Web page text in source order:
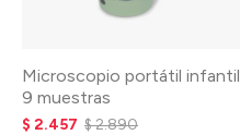
Microscopio portátil infantil
9 muestras
$ 2.457 $2.890